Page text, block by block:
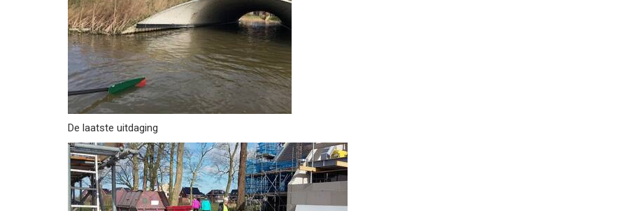
De laatste uitdaging